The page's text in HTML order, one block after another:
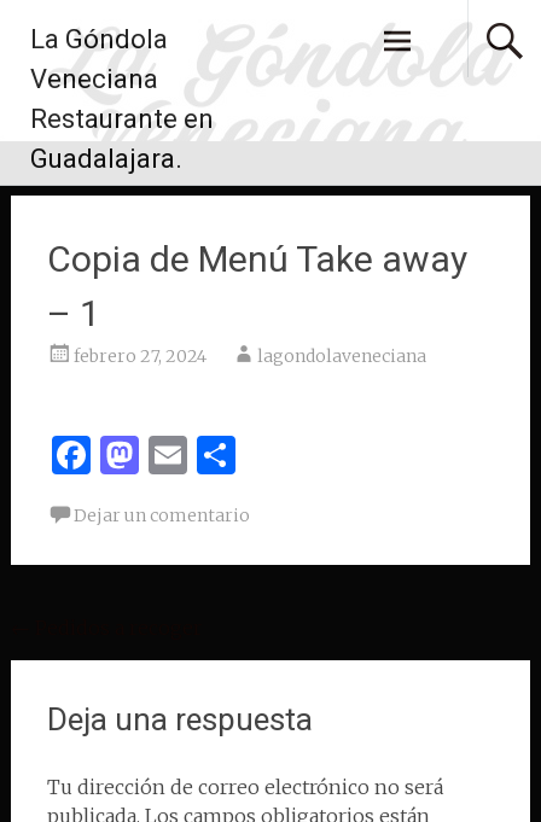
contenido
La Góndola
Veneciana
Restaurante en
Guadalajara.
Copia de Menú Take away
– 1
febrero 27, 2024 lagondolaveneciana
Facebook
Mastodon
EmailCompartir
Dejar un comentario
de
entradas
Deja una respuesta
Tu dirección de correo electrónico no será
publicada. Los campos obligatorios están